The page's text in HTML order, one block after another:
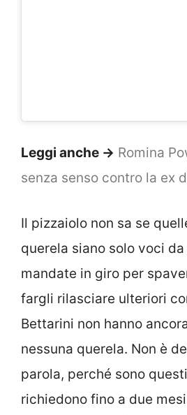
Leggi anche -> Romina
senza senso contro la ex
Il pizzaiolo non sa se
querela siano solo voci
mandate in giro per
fargli rilasciare ulteriori
Bettarini non hanno
nessuna querela. Non è
parola, perché sono
richiedono fino a due